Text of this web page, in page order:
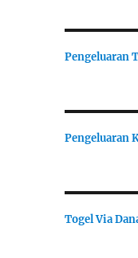
Pengeluaran
Pengeluaran
Togel Via